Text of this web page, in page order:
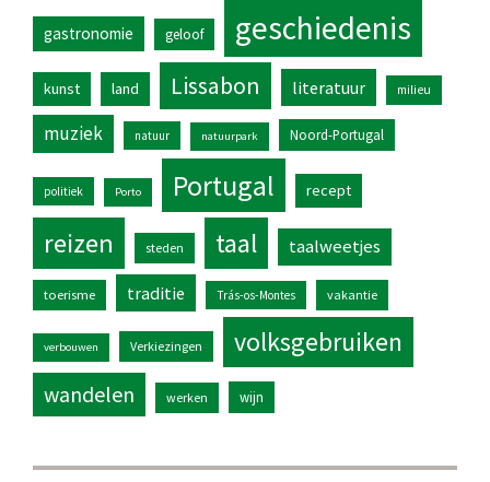
gastronomie geloof geschiedenis
kunst land Lissabon literatuur milieu
muziek natuur natuurpark Noord-Portugal
politiek Porto Portugal recept
reizen steden taal taalweetjes
toerisme traditie Trás-os-Montes vakantie
verbouwen Verkiezingen volksgebruiken
wandelen werken wijn